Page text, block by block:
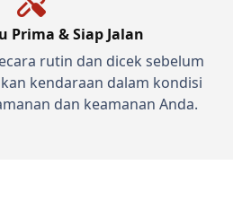
Prima & Siap Jalan
rutin dan dicek sebelum
kendaraan dalam kondisi
dan keamanan Anda.